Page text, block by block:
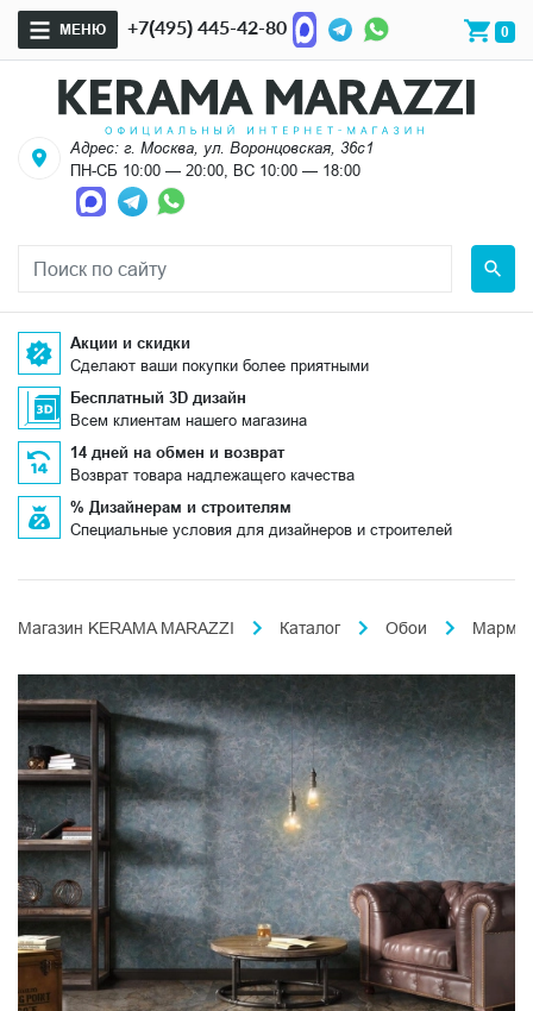
МЕНЮ +7(495) 445-42-80 0
Адрес: г. Москва, ул. Воронцовская, 36с1
ПН-СБ 10:00 — 20:00, ВС 10:00 — 18:00
Акции и скидки
Сделают ваши покупки более приятными
Бесплатный 3D дизайн
Всем клиентам нашего магазина
14 дней на обмен и возврат
Возврат товара надлежащего качества
% Дизайнерам и строителям
Специальные условия для дизайнеров и строителей
Магазин KERAMA MARAZZI Каталог Обои